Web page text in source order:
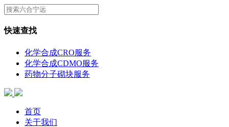
快速查找
化学合成CRO服务
化学合成CDMO服务
药物分子砌块服务
首页
关于我们